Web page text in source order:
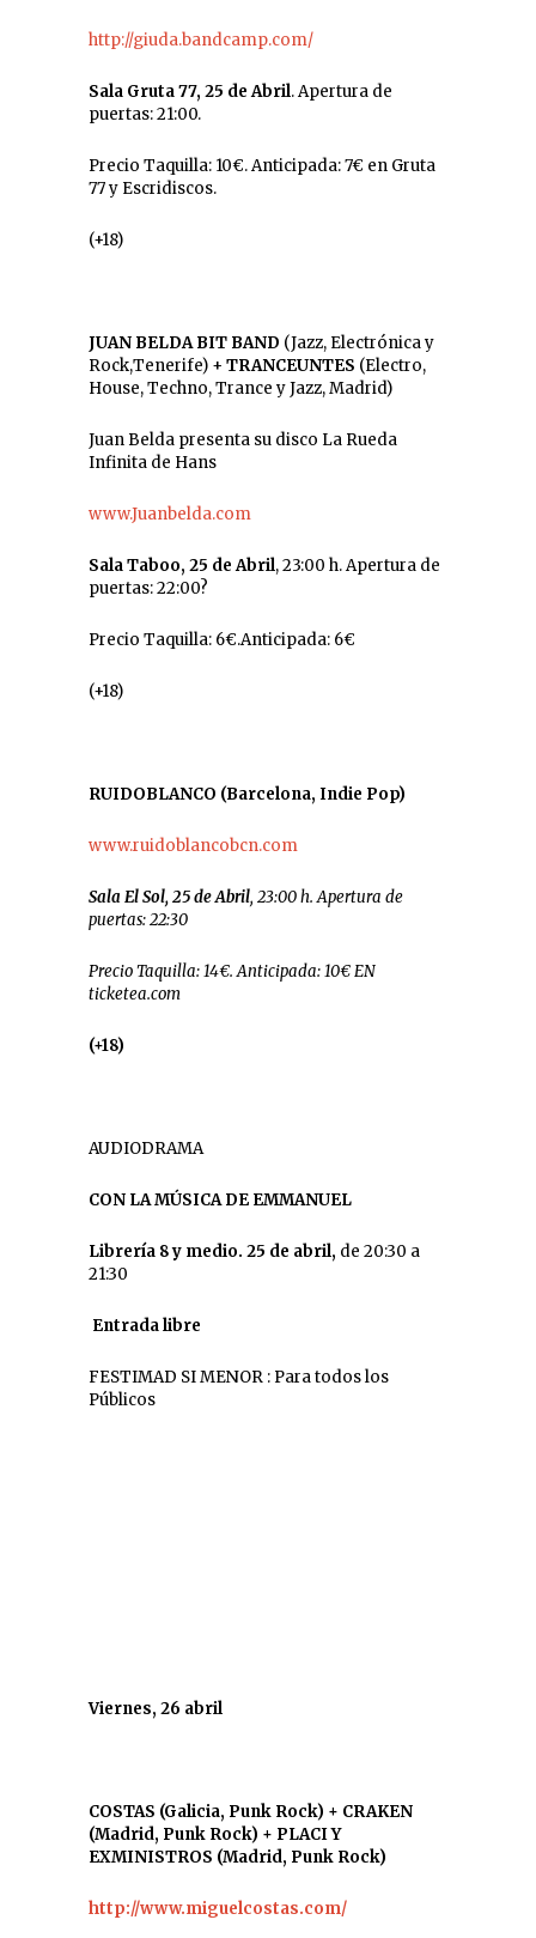
http://giuda.bandcamp.com/
Sala Gruta 77, 25 de Abril. Apertura de
puertas: 21:00.
Precio Taquilla: 10€. Anticipada: 7€ en Gruta
77 y Escridiscos.
(+18)
JUAN BELDA BIT BAND (Jazz, Electrónica y
Rock,Tenerife) + TRANCEUNTES (Electro,
House, Techno, Trance y Jazz, Madrid)
Juan Belda presenta su disco La Rueda
Infinita de Hans
www.Juanbelda.com
Sala Taboo, 25 de Abril, 23:00 h. Apertura de
puertas: 22:00?
Precio Taquilla: 6€.Anticipada: 6€
(+18)
RUIDOBLANCO (Barcelona, Indie Pop)
www.ruidoblancobcn.com
Sala El Sol, 25 de Abril, 23:00 h. Apertura de
puertas: 22:30
Precio Taquilla: 14€. Anticipada: 10€ EN
ticketea.com
(+18)
AUDIODRAMA
CON LA MÚSICA DE EMMANUEL
Librería 8 y medio. 25 de abril, de 20:30 a
21:30
Entrada libre
FESTIMAD SI MENOR : Para todos los
Públicos
Viernes, 26 abril
COSTAS (Galicia, Punk Rock) + CRAKEN
(Madrid, Punk Rock) + PLACI Y
EXMINISTROS (Madrid, Punk Rock)
http://www.miguelcostas.com/